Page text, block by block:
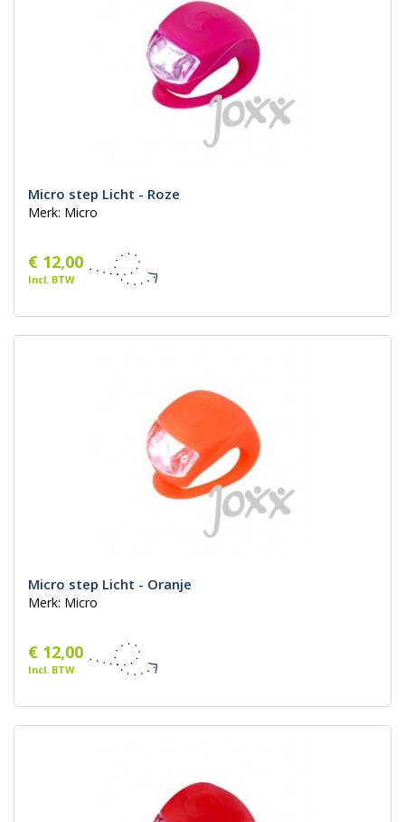
Micro step Licht - Roze
Merk: Micro
€ 12,00
Incl. BTW
Micro step Licht - Oranje
Merk: Micro
€ 12,00
Incl. BTW